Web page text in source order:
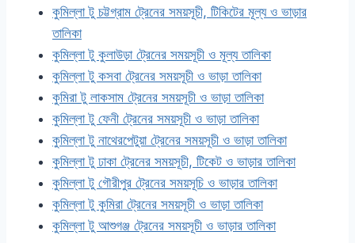
কুমিল্লা টু চট্টগ্রাম ট্রেনের সময়সূচী, টিকিটের মূল্য ও ভাড়ার
তালিকা
কুমিল্লা টু কুলাউড়া ট্রেনের সময়সূচী ও মূল্য তালিকা
কুমিল্লা টু কসবা ট্রেনের সময়সূচী ও ভাড়া তালিকা
কুমিরা টু লাকসাম ট্রেনের সময়সূচী ও ভাড়া তালিকা
কুমিল্লা টু ফেনী ট্রেনের সময়সূচী ও ভাড়া তালিকা
কুমিল্লা টু নাথেরপেটুয়া ট্রেনের সময়সূচী ও ভাড়া তালিকা
কুমিল্লা টু ঢাকা ট্রেনের সময়সূচী, টিকেট ও ভাড়ার তালিকা
কুমিল্লা টু গৌরীপুর ট্রেনের সময়সূচি ও ভাড়ার তালিকা
কুমিল্লা টু কুমিরা ট্রেনের সময়সূচী ও ভাড়া তালিকা
কুমিল্লা টু আশুগঞ্জ ট্রেনের সময়সূচী ও ভাড়ার তালিকা